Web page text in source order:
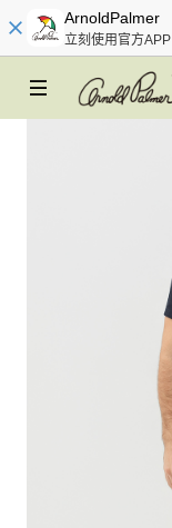
ArnoldPalmer
立刻使用官方APP